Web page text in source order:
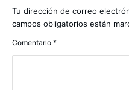
Tu dirección de correo
campos obligatorios están
Comentario *